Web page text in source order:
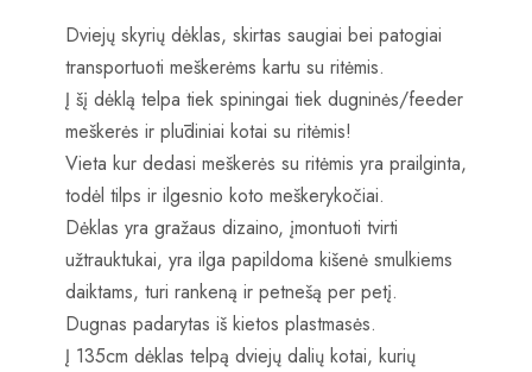
Dviejų skyrių dėklas, skirtas saugiai bei patogiai
transportuoti meškerėms kartu su ritėmis.
Į šį dėklą telpa tiek spiningai tiek dugninės/feeder
meškerės ir plūdiniai kotai su ritėmis!
Vieta kur dedasi meškerės su ritėmis yra prailginta,
todėl tilps ir ilgesnio koto meškerykočiai.
Dėklas yra gražaus dizaino, įmontuoti tvirti
užtrauktukai, yra ilga papildoma kišenė smulkiems
daiktams, turi rankeną ir petnešą per petį.
Dugnas padarytas iš kietos plastmasės.
Į 135cm dėklas telpą dviejų dalių kotai, kurių